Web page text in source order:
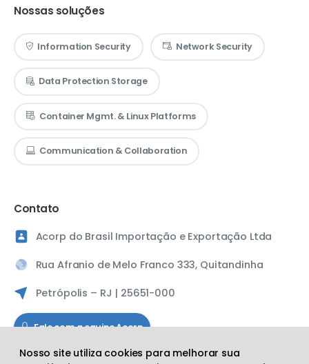
Nosso site utiliza cookies para melhorar sua
Nossas soluções
Information Security Network Security
Data Protection Storage
Container Mgmt. & Linux Platforms
Communication & Collaboration
Contato
Acorp do Brasil Importação e Exportação Ltda
Rua Afranio de Melo Franco 333, Quitandinha
Petrópolis – RJ | 25651-000
Fale com a equipe Acorp